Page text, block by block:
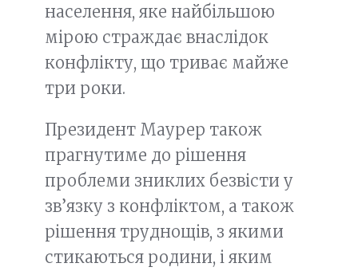
населення, яке найбільшою
мірою страждає внаслідок
конфлікту, що триває майже
три роки.
Президент Маурер також
прагнутиме до рішення
проблеми зниклих безвісти у
зв’язку з конфліктом, а також
рішення труднощів, з якими
стикаються родини, і яким